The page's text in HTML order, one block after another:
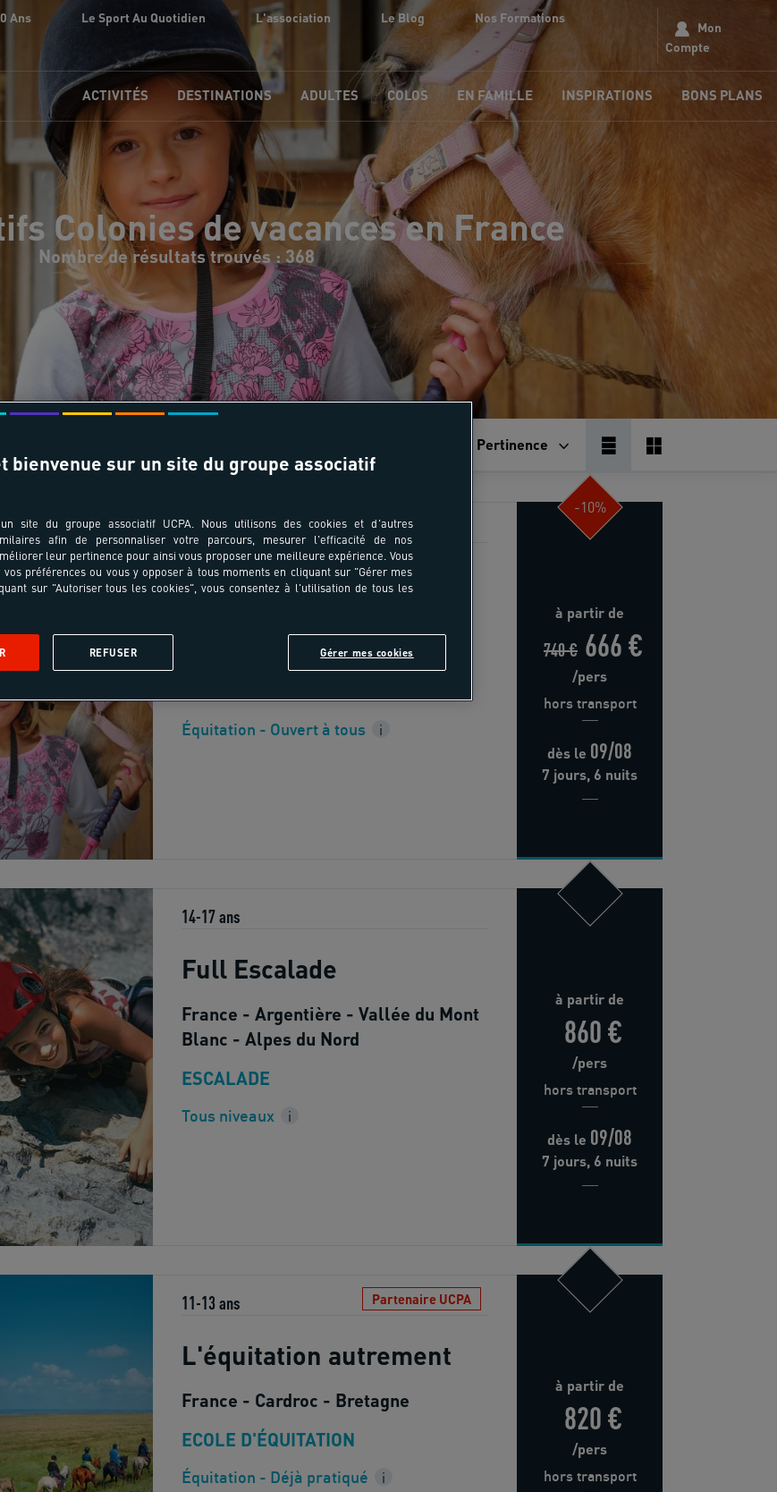
Ans Le Sport Au Quotidien L'association Le Blog Nos Formations
Mon
Compte
ACTIVITÉS DESTINATIONS ADULTES COLOS EN FAMILLE INSPIRATIONS BONS PLANS
Colonies de vacances en France
Nombre de résultats trouvés : 368
Pertinence
6-10 ans
Full Équitation poney
Équitation - Ouvert à tous i
-10%
à partir de
740 € 666 €
/pers
hors transport
dès le 09/08
7 jours, 6 nuits
14-17 ans
Full Escalade
France - Argentière - Vallée du Mont
Blanc - Alpes du Nord
ESCALADE
Tous niveaux i
à partir de
860 €
/pers
hors transport
dès le 09/08
7 jours, 6 nuits
11-13 ans Partenaire UCPA
L'équitation autrement
France - Cardroc - Bretagne
ECOLE D'ÉQUITATION
Équitation - Déjà pratiqué i
à partir de
820 €
/pers
hors transport
bienvenue sur un site du groupe associatif
site du groupe associatif UCPA. Nous utilisons des cookies et d'autres
afin de personnaliser votre parcours, mesurer l'efficacité de nos
leur pertinence pour ainsi vous proposer une meilleure expérience. Vous
vos préférences ou vous y opposer à tous moments en cliquant sur "Gérer mes
sur "Autoriser tous les cookies", vous consentez à l'utilisation de tous les
Gérer mes cookies
REFUSER